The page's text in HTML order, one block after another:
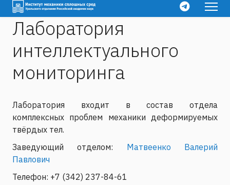
Лаборатория
интеллектуального
мониторинга
Лаборатория входит в состав отдела
комплексных проблем механики деформируемых
твёрдых тел.
Заведующий отделом: Матвеенко Валерий
Павлович
Телефон: +7 (342) 237-84-61